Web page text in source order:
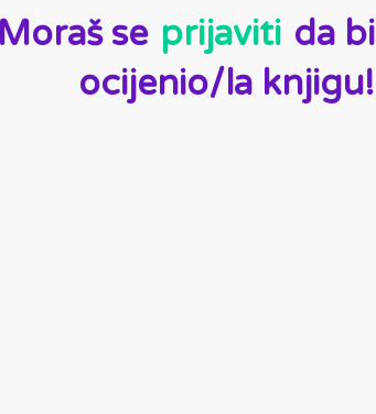
se prijaviti da bi
ocijenio/la knjigu!